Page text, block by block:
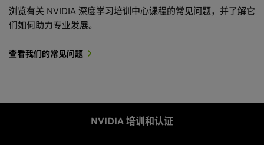
浏览有关 NVIDIA 深度学习培训中心课程的常见问题，并了解它
们如何助力专业发展。
查看我们的常见问题
NVIDIA 培训和认证